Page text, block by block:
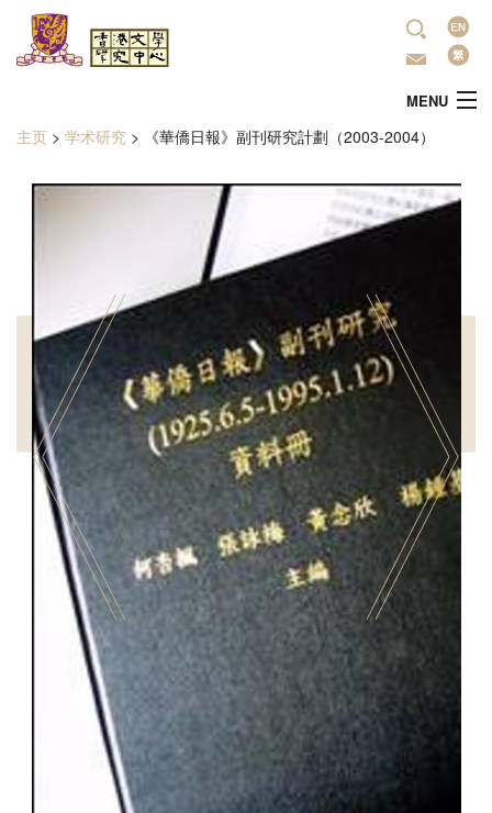
跳转到主要内容
语
言
MENU
中心简介
學術研究
文学推广
出版
香港文學資料庫
相关连结
当前位置
主页 > 学术研究 > 《華僑日報》副刊研究計劃（2003-2004）